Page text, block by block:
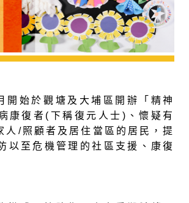
始於觀塘及大埔區開辦「精神
康復者(下稱復元人士)、懷疑有
/照顧者及居住當區的居民，提
以至危機管理的社區支援、康復